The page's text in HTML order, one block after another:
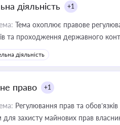
діяльність +1
Тема охоплює правове
та проходження державного
діяльність
право +1
Регулювання прав та
захисту майнових прав